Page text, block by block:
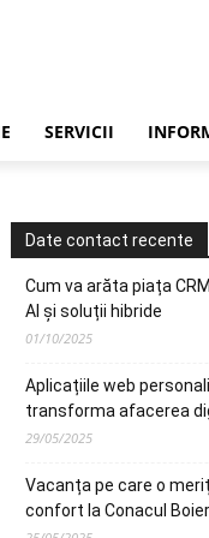
SERVICII
Date contact recente
Cum va arăta piața
AI și soluții hibride
01/10/2025
Aplicațiile web
transforma afacerea
29/05/2025
Vacanța pe care o
confort la Conacul